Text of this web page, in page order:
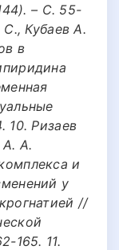
– С. 55-
Кубаев А.
в
10. Ризаев
А.
и
у
//
165. 11.